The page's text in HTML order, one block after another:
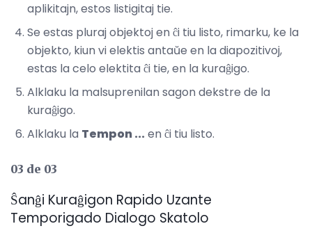
aplikitajn, estos listigitaj tie.
Se estas pluraj objektoj en ĉi tiu listo, rimarku, ke la
objekto, kiun vi elektis antaŭe en la diapozitivoj,
estas la celo elektita ĉi tie, en la kuraĝigo.
Alklaku la malsuprenilan sagon dekstre de la
kuraĝigo.
Alklaku la Tempon ... en ĉi tiu listo.
03 de 03
Ŝanĝi Kuraĝigon Rapido Uzante
Temporigado Dialogo Skatolo